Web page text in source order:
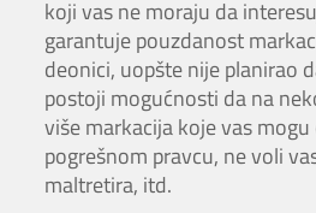
koji vas ne moraju da
garantuje pouzdanost
deonici, uopšte nije planirao
postoji mogućnosti da na
više markacija koje vas
pogrešnom pravcu, ne voli
maltretira, itd.